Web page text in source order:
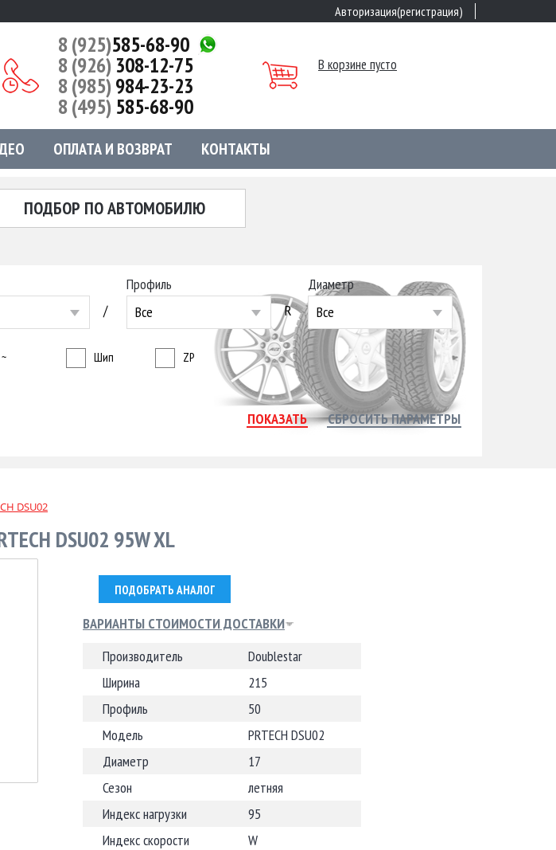
Авторизация(регистрация)
8 (925)585-68-90
8 (926) 308-12-75
8 (985)984-23-23
8 (495) 585-68-90
В корзине пусто
ОПЛАТА И ВОЗВРАТ КОНТАКТЫ
ПОДБОР ПО АВТОМОБИЛЮ
/
Профиль
Все
R
Диаметр
Все
~ Шип ZP
DSU02
DSU02 95W XL
ПОДОБРАТЬ АНАЛОГ
ВАРИАНТЫ СТОИМОСТИ ДОСТАВКИ
Производитель
Doublestar
Ширина
215
Профиль
50
Модель
PRTECH DSU02
Диаметр
17
Сезон
летняя
Индекс нагрузки
95
Индекс скорости
W